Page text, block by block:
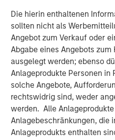
Die hierin enthaltenen
sollten nicht als
Angebot zum Verkauf oder
Abgabe eines Angebots
ausgelegt werden; ebenso
Anlageprodukte Personen in
solche Angebote,
rechtswidrig sind, weder
werden. Alle
Anlagebeschränkungen, die
Anlageprodukts enthalten
“We see in our research that
incident resolution, is still in
a significant pain point for
we see that 36% of
planning to implement in the
Paul Nashawaty, principal
Group. “Flip AI brings a
that is poised to transform
AI, as a whole.”
Flip automates incident